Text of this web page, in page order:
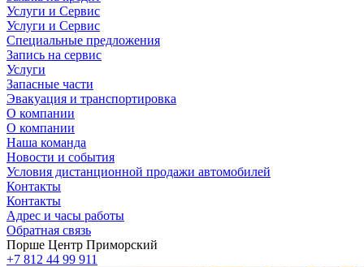
Услуги и Сервис
Услуги и Сервис
Специальные предложения
Запись на сервис
Услуги
Запасные части
Эвакуация и транспортировка
О компании
О компании
Наша команда
Новости и события
Условия дистанционной продажи автомобилей
Контакты
Контакты
Адрес и часы работы
Обратная связь
Порше Центр Приморский
+7 812 44 99 911